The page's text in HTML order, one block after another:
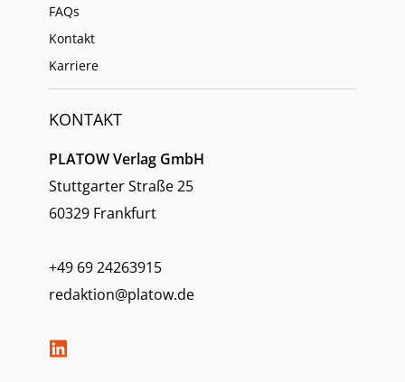
FAQs
Kontakt
Karriere
KONTAKT
PLATOW Verlag GmbH
Stuttgarter Straße 25
60329 Frankfurt
+49 69 24263915
redaktion@platow.de